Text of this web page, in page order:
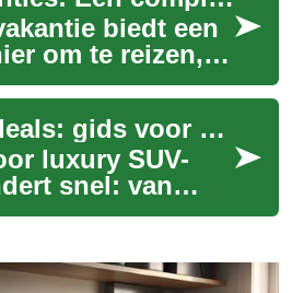
biedt een
om te reizen,
over
en meerdere
Luxe SUV-deals: gids voor suv, Hyundai Palisade en opties
luxury SUV-
snel: van
tot scherp